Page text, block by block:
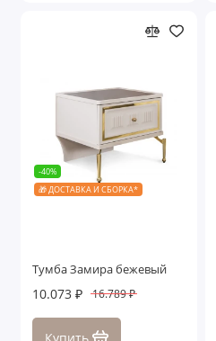
-40%
🎁 ДОСТАВКА И СБОРКА*
Тумба Замира бежевый
10.073 ₽ 16.789 ₽